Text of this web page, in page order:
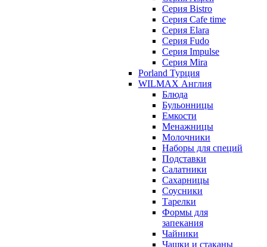
Серия Bistro
Серия Cafe time
Серия Elara
Серия Fudo
Серия Impulse
Серия Mira
Porland Турция
WILMAX Англия
Блюда
Бульонницы
Емкости
Менажницы
Молочники
Наборы для специй
Подставки
Салатники
Сахарницы
Соусники
Тарелки
Формы для
запекания
Чайники
Чашки и стаканы